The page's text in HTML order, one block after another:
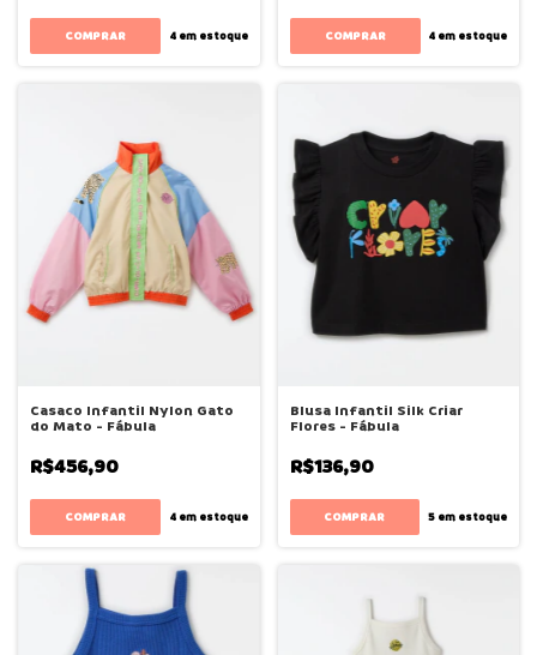
COMPRAR 4em estoque COMPRAR 4 em estoque
Casaco Infantil Nylon Gato
do Mato - Fábula
R$456,90
COMPRAR 4em estoque
Blusa Infantil Silk Criar
Flores - Fábula
R$136,90
COMPRAR 5 em estoque